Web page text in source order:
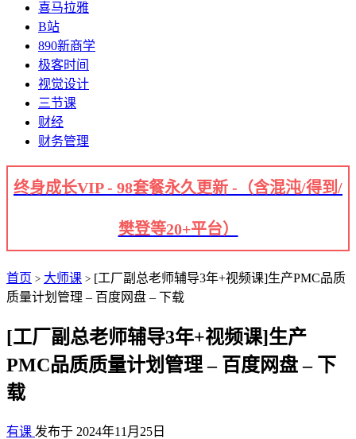
喜马拉雅
B站
890新商学
极客时间
视觉设计
三节课
财经
财务管理
终身成长VIP - 98套餐永久更新 -（含混沌/得到/
樊登等20+平台）
首页 > 大师课 > [工厂副总老师辅导3年+视频课]生产PMC品质
质量计划管理 – 百度网盘 – 下载
[工厂副总老师辅导3年+视频课]生产
PMC品质质量计划管理 – 百度网盘 – 下
载
有课 发布于 2024年11月25日